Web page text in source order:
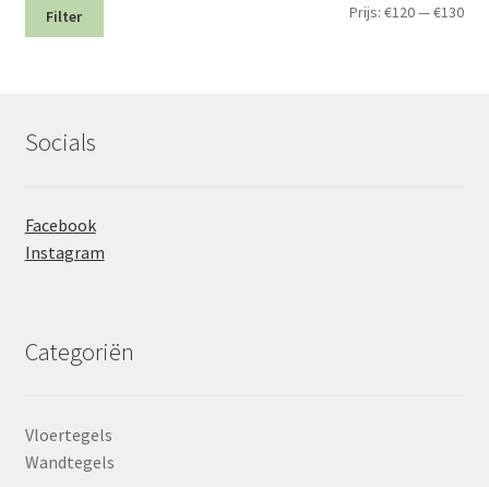
Min.
Filter Prijs:€120—€130
Socials
Facebook
Instagram
Categoriën
Vloertegels
Wandtegels